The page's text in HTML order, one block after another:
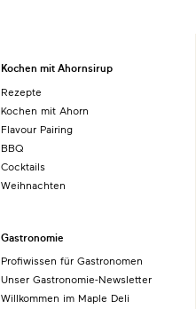
Kochen mit Ahornsirup
Rezepte
Kochen mit Ahorn
Flavour Pairing
BBQ
Cocktails
Weihnachten
Gastronomie
Profiwissen für Gastronomen
Unser Gastronomie-Newsletter
Willkommen im Maple Deli